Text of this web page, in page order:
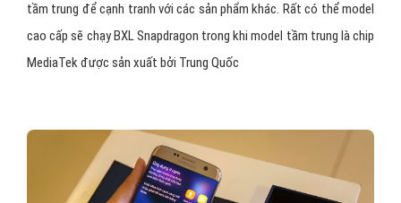
tầm trung để cạnh tranh với các sản phẩm khác. Rất có thể model
cao cấp sẽ chạy BXL Snapdragon trong khi model tầm trung là chip
MediaTek được sản xuất bởi Trung Quốc